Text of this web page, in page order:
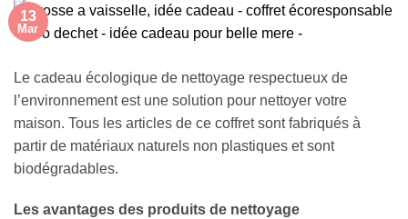
13
Mar
Le cadeau écologique de nettoyage respectueux de
l’environnement est une solution pour nettoyer votre
maison. Tous les articles de ce coffret sont fabriqués à
partir de matériaux naturels non plastiques et sont
biodégradables.
Les avantages des produits de nettoyage